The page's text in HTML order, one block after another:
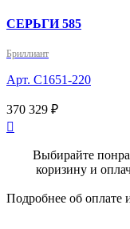
СЕРЬГИ 585
Бриллиант
Арт. С1651-220
370 329 ₽

Выбирайте
коризину и
Подробнее об оплате